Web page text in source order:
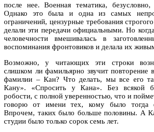
после нее. Военная тематика,
Однако это была и одна из самых
ограничений, цензурные требования
делали эти передачи официальными. Но
человечности вмешивалась в
воспоминания фронтовиков и делала их
Возможно, у читающих эти строки
слишком ли фамильярно звучит повторение
фамилии – Кан? Что делать, мы все его
Кану». «Спросить у Кана». Без всякой
робости, с полной уверенностью, что и
говорю от имени тех, кому было тогда
Впрочем, таких было больше половины. А
студии было только сорок семь лет.